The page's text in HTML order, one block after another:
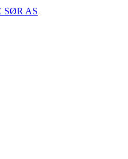
SØR AS